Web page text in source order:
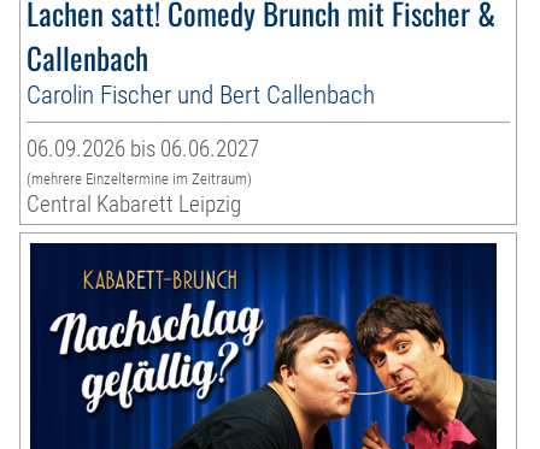
Lachen satt! Comedy Brunch mit Fischer &
Callenbach
Carolin Fischer und Bert Callenbach
06.09.2026 bis 06.06.2027
(mehrere Einzeltermine im Zeitraum)
Central Kabarett Leipzig